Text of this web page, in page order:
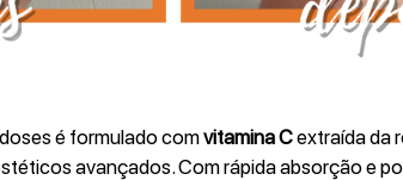
é formulado comvitamina Cextraída da
avançados. Com rápida absorção e